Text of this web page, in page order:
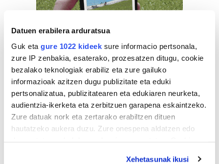
Datuen erabilera arduratsua
Guk eta gure 1022 kideek sure informacio pertsonala,
zure IP zenbakia, esaterako, prozesatzen ditugu, cookie
bezalako teknologiak erabiliz eta zure gailuko
informazioak azitzen dugu publizitate eta eduki
pertsonalizatua, publizitatearen eta edukiaren neurketa,
audientzia-ikerketa eta zerbitzuen garapena eskaintzeko.
Zure datuak nork eta zertarako erabiltzen dituen
hautatzeko aukera duzu. Zure onespena aldatzen edo
Xehetasunak ikusi